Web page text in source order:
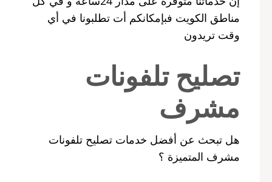
مناطق الكويت فبإمكانكم أت تطلبونا في أي
وقت تريدون
تصليح تلفونات
مشرف
هل تبحث عن أفضل خدمات تصليح تلفونات
مشرف المتميزة ؟